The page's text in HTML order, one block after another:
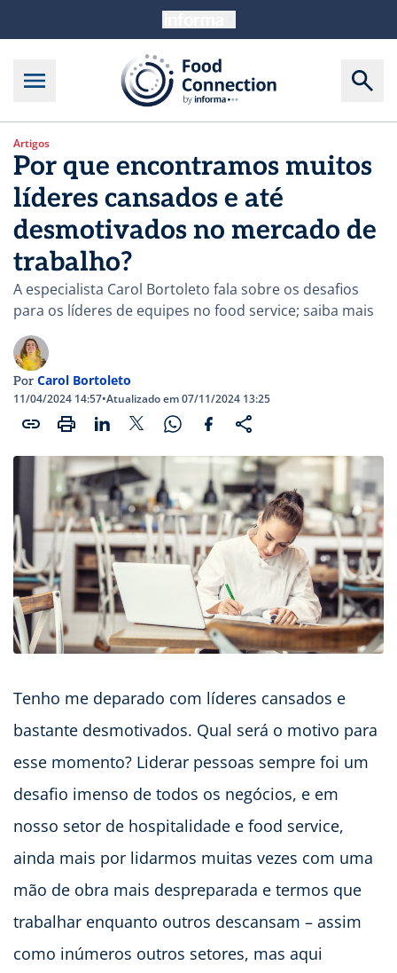
Artigos
Por que encontramos muitos
líderes cansados e até
desmotivados no mercado de
trabalho?
A especialista Carol Bortoleto fala sobre os desafios
para os líderes de equipes no food service; saiba mais
Por Carol Bortoleto
11/04/2024 14:57•Atualizado em 07/11/2024 13:25
Tenho me deparado com líderes cansados e
bastante desmotivados. Qual será o motivo para
esse momento? Liderar pessoas sempre foi um
desafio imenso de todos os negócios, e em
nosso setor de hospitalidade e food service,
ainda mais por lidarmos muitas vezes com uma
mão de obra mais despreparada e termos que
trabalhar enquanto outros descansam – assim
como inúmeros outros setores, mas aqui